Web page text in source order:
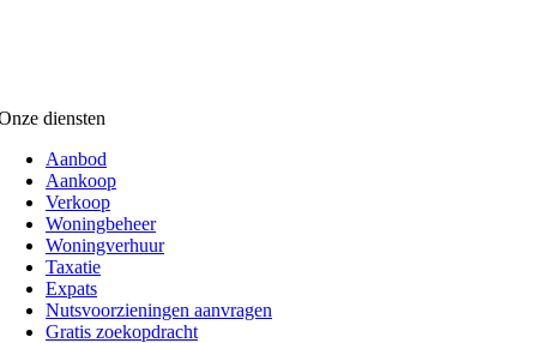
diensten
Aanbod
Aankoop
Verkoop
Woningbeheer
Woningverhuur
Taxatie
Expats
Nutsvoorzieningen aanvragen
Gratis zoekopdracht